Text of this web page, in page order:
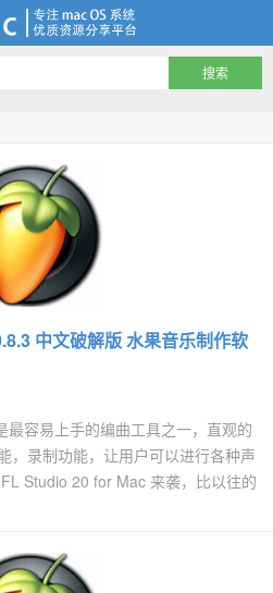
中文破解版 水果音乐制作软
容易上手的编曲工具之一，直观的
，录制功能，让用户可以进行各种声
Studio 20 for Mac 来袭，比以往的